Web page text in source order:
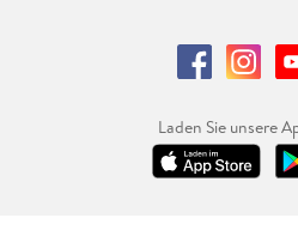
Laden Sie unsere